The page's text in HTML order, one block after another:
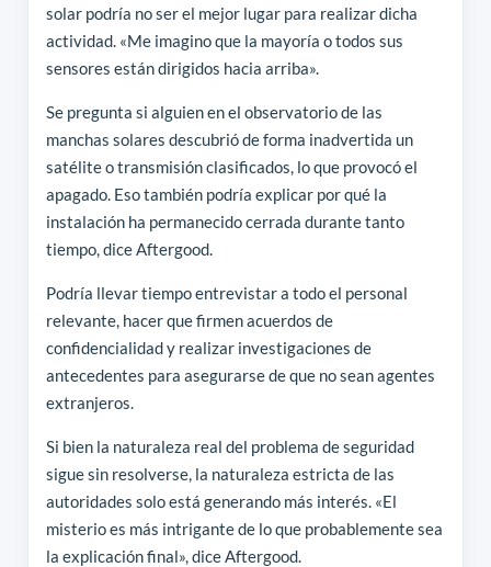
solar podría no ser el mejor lugar para realizar dicha
actividad. «Me imagino que la mayoría o todos sus
sensores están dirigidos hacia arriba».
Se pregunta si alguien en el observatorio de las
manchas solares descubrió de forma inadvertida un
satélite o transmisión clasificados, lo que provocó el
apagado. Eso también podría explicar por qué la
instalación ha permanecido cerrada durante tanto
tiempo, dice Aftergood.
Podría llevar tiempo entrevistar a todo el personal
relevante, hacer que firmen acuerdos de
confidencialidad y realizar investigaciones de
antecedentes para asegurarse de que no sean agentes
extranjeros.
Si bien la naturaleza real del problema de seguridad
sigue sin resolverse, la naturaleza estricta de las
autoridades solo está generando más interés. «El
misterio es más intrigante de lo que probablemente sea
la explicación final», dice Aftergood.